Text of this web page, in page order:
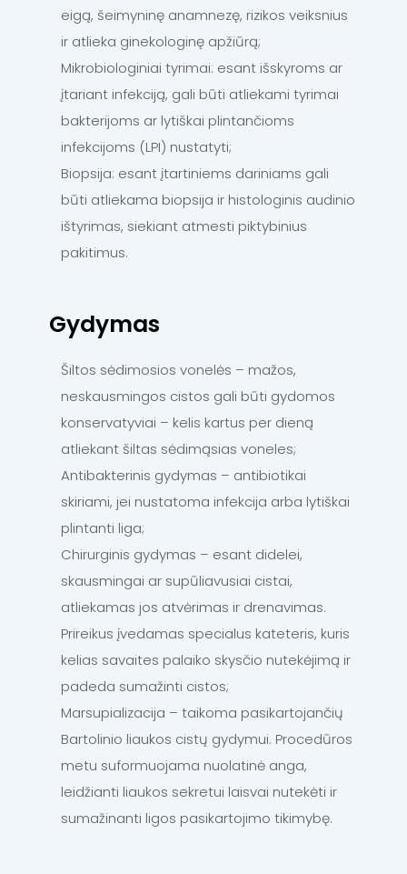
eigą, šeimyninę anamnezę, rizikos veiksnius
ir atlieka ginekologinę apžiūrą;
Mikrobiologiniai tyrimai: esant išskyroms ar
įtariant infekciją, gali būti atliekami tyrimai
bakterijoms ar lytiškai plintančioms
infekcijoms (LPI) nustatyti;
Biopsija: esant įtartiniems dariniams gali
būti atliekama biopsija ir histologinis audinio
ištyrimas, siekiant atmesti piktybinius
pakitimus.
Gydymas
Šiltos sėdimosios vonelės – mažos,
neskausmingos cistos gali būti gydomos
konservatyviai – kelis kartus per dieną
atliekant šiltas sėdimąsias voneles;
Antibakterinis gydymas – antibiotikai
skiriami, jei nustatoma infekcija arba lytiškai
plintanti liga;
Chirurginis gydymas – esant didelei,
skausmingai ar supūliavusiai cistai,
atliekamas jos atvėrimas ir drenavimas.
Prireikus įvedamas specialus kateteris, kuris
kelias savaites palaiko skysčio nutekėjimą ir
padeda sumažinti cistos;
Marsupializacija – taikoma pasikartojančių
Bartolinio liaukos cistų gydymui. Procedūros
metu suformuojama nuolatinė anga,
leidžianti liaukos sekretui laisvai nutekėti ir
sumažinanti ligos pasikartojimo tikimybę.